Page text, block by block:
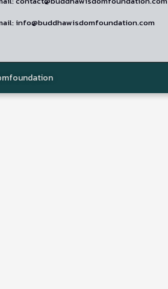
info@buddhawisdomfoundation.com